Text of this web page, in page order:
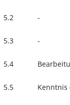
5.2 -
5.3 -
5.4
5.5 Kenntnis